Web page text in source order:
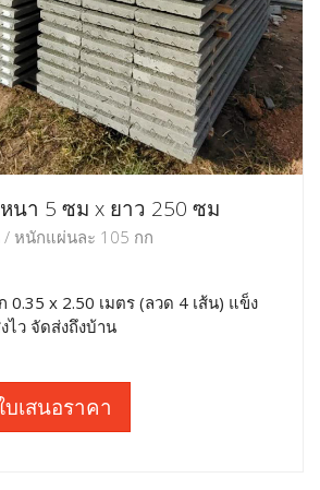
นา 5 ซม x ยาว 250 ซม
/ หนักแผ่นละ 105 กก
x 2.50 เมตร (ลวด 4 เส้น) แข็ง
ไว จัดส่งถึงบ้าน
เสนอราคา